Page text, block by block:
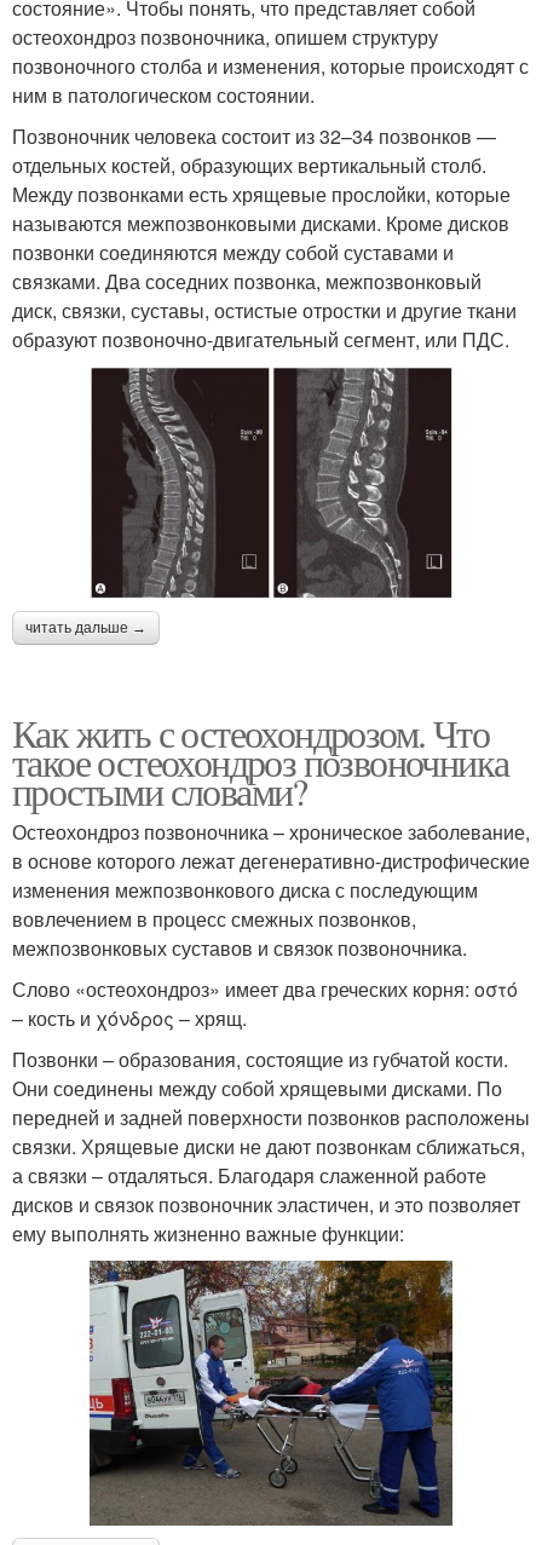
состояние». Чтобы понять, что представляет собой
остеохондроз позвоночника, опишем структуру
позвоночного столба и изменения, которые происходят с
ним в патологическом состоянии.
Позвоночник человека состоит из 32–34 позвонков —
отдельных костей, образующих вертикальный столб.
Между позвонками есть хрящевые прослойки, которые
называются межпозвонковыми дисками. Кроме дисков
позвонки соединяются между собой суставами и
связками. Два соседних позвонка, межпозвонковый
диск, связки, суставы, остистые отростки и другие ткани
образуют позвоночно-двигательный сегмент, или ПДС.
читать дальше →
Как жить с остеохондрозом. Что
такое остеохондроз позвоночника
простыми словами?
Остеохондроз позвоночника – хроническое заболевание,
в основе которого лежат дегенеративно-дистрофические
изменения межпозвонкового диска с последующим
вовлечением в процесс смежных позвонков,
межпозвонковых суставов и связок позвоночника.
Слово «остеохондроз» имеет два греческих корня: οστό
– кость и χόνδρος – хрящ.
Позвонки – образования, состоящие из губчатой кости.
Они соединены между собой хрящевыми дисками. По
передней и задней поверхности позвонков расположены
связки. Хрящевые диски не дают позвонкам сближаться,
а связки – отдаляться. Благодаря слаженной работе
дисков и связок позвоночник эластичен, и это позволяет
ему выполнять жизненно важные функции: